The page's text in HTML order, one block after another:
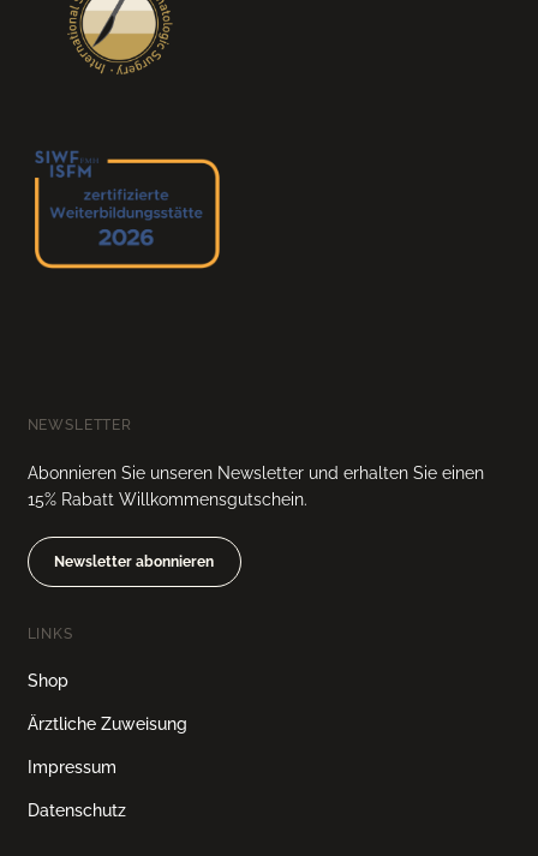
NEWSLETTER
Abonnieren Sie unseren Newsletter und erhalten Sie einen
15% Rabatt Willkommensgutschein.
Newsletter abonnieren
LINKS
Shop
Ärztliche Zuweisung
Impressum
Datenschutz